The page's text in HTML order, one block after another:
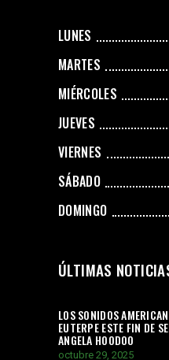
LUNES
MARTES
MIÉRCOLES
JUEVES
VIERNES
SÁBADO
DOMINGO
ÚLTIMAS
LOS SONIDOS
EUTERPE ESTE FIN DE
ANGELA HOODOO
octubre 29, 2025